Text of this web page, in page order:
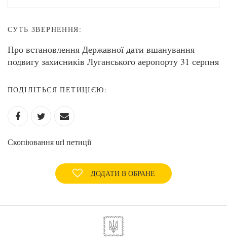
СУТЬ ЗВЕРНЕННЯ:
Про встановлення Державної дати вшанування
подвигу захисників Луганського аеропорту 31 серпня
ПОДІЛІТЬСЯ ПЕТИЦІЄЮ:
Скопіювання url петиції
ДОДАТИ В ОБРАНЕ